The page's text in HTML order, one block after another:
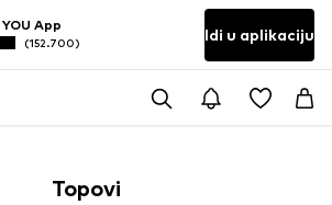
App
(152.700) Idi u aplikaciju
Topovi